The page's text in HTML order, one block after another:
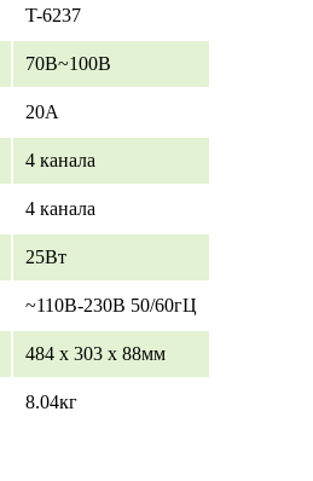
T-6237
70В~100В
20А
4 канала
4 канала
25Вт
~110В-230В 50/60гЦ
484 х 303 х 88мм
8.04кг